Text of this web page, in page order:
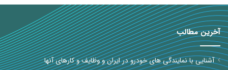
آخرین مطالب
آشنایی با نمایندگی های خودرو در ایران و وظایف و کارهای آنها